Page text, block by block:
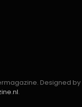
Designed by
.